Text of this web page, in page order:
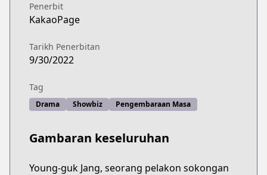
Penerbit
KakaoPage
Tarikh Penerbitan
9/30/2022
Tag
Drama Showbiz Pengembaraan Masa
Gambaran keseluruhan
Young-guk Jang, seorang pelakon sokongan